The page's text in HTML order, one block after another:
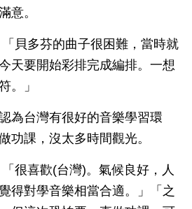
意。
貝多芬的曲子很困難，當時就
天要開始彩排完成編排。一想
。」
為台灣有很好的音樂學習環
功課，沒太多時間觀光。
很喜歡(台灣)。氣候良好，人
得對學音樂相當合適。」「之